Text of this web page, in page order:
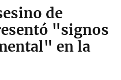
de
"signos
en la